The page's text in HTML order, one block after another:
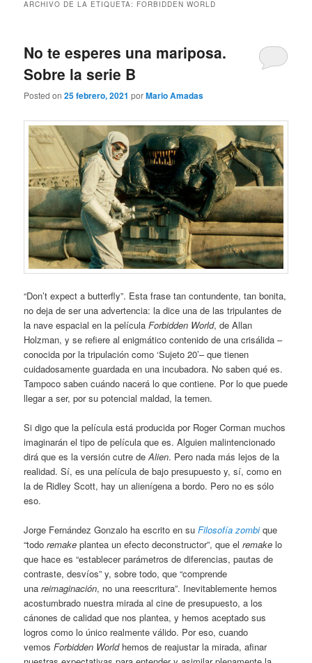
ARCHIVO DE LA ETIQUETA: FORBIDDEN WORLD
No te esperes una mariposa.
Sobre la serie B
Posted on25 febrero, 2021 porMario Amadas
“Don’t expect a butterfly”. Esta frase tan contundente, tan bonita,
no deja de ser una advertencia: la dice una de las tripulantes de
la nave espacial en la películaForbidden World, de Allan
Holzman, y se refiere al enigmático contenido de una crisálida –
conocida por la tripulación como ‘Sujeto 20’– que tienen
cuidadosamente guardada en una incubadora. No saben qué es.
Tampoco saben cuándo nacerá lo que contiene. Por lo que puede
llegar a ser, por su potencial maldad, la temen.
Si digo que la película está producida por Roger Corman muchos
imaginarán el tipo de película que es. Alguien malintencionado
dirá que es la versión cutre deAlien. Pero nada más lejos de la
realidad. Sí, es una película de bajo presupuesto y, sí, como en
la de Ridley Scott, hay un alienígena a bordo. Pero no es sólo
eso.
Jorge Fernández Gonzalo ha escrito en suFilosofía zombi que
“todoremake plantea un efecto deconstructor”, que elremake lo
que hace es “establecer parámetros de diferencias, pautas de
contraste, desvíos” y, sobre todo, que “comprende
unareimaginación, no una reescritura”. Inevitablemente hemos
acostumbrado nuestra mirada al cine de presupuesto, a los
cánones de calidad que nos plantea, y hemos aceptado sus
logros como lo único realmente válido. Por eso, cuando
vemosForbidden Worldhemos de reajustar la mirada, afinar